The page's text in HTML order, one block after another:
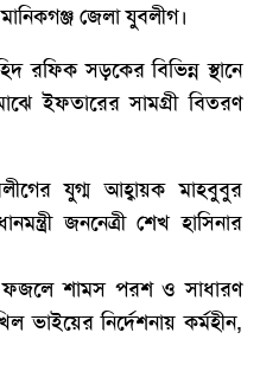
জেলা যুবলীগ।
রফিক সড়কের বিভিন্ন স্থানে
ইফতারের সামগ্রী বিতরণ
যুগ্ম আহ্বায়ক মাহবুবুর
জননেত্রী শেখ হাসিনার
ফজলে শামস পরশ ও সাধারণ
ভাইয়ের নির্দেশনায় কর্মহীন,